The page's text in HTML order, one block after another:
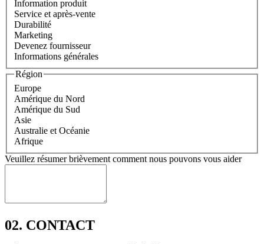
Information produit
Service et après-vente
Durabilité
Marketing
Devenez fournisseur
Informations générales
Région
Europe
Amérique du Nord
Amérique du Sud
Asie
Australie et Océanie
Afrique
Veuillez résumer brièvement comment nous pouvons vous aider
02. CONTACT